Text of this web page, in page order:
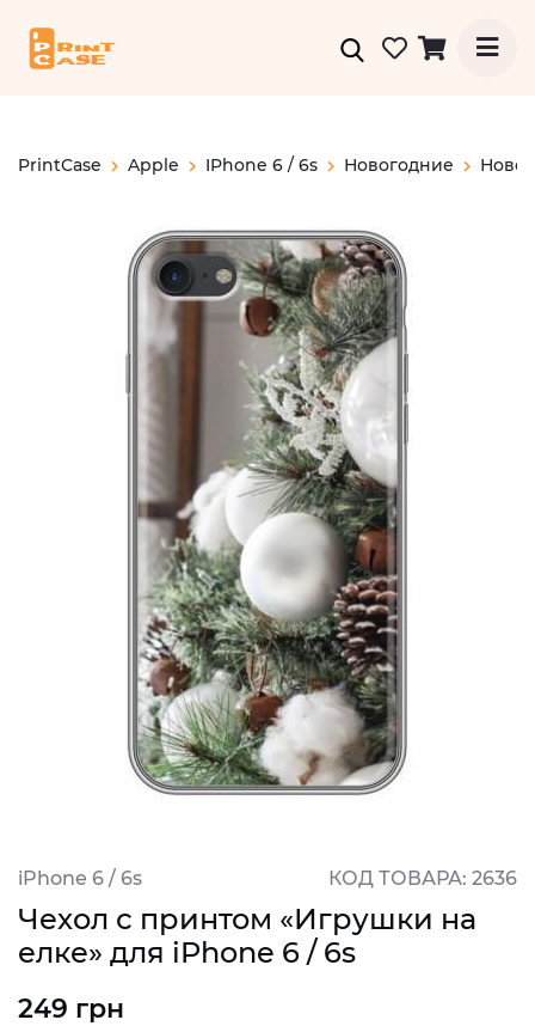
PrintCase Apple IPhone 6 / 6s Новогодние
iPhone 6 / 6s КОД ТОВАРА: 2636
Чехол с принтом «Игрушки на
елке» для iPhone 6 / 6s
249 грн